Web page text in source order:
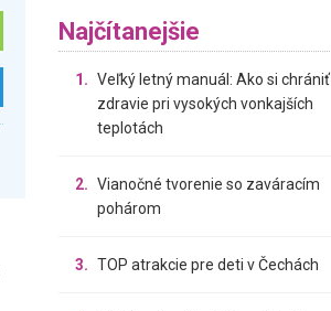
Najčítanejšie
1. Veľký letný manuál: Ako si chrániť
zdravie pri vysokých vonkajších
teplotách
2. Vianočné tvorenie so zaváracím
pohárom
3. TOP atrakcie pre deti v Čechách